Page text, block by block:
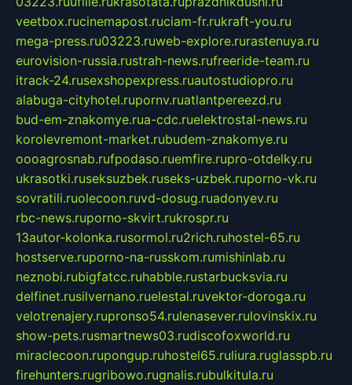
veetbox.rucinemapost.ruciam-fr.rukraft-you.ru
mega-press.ru03223.ruweb-explore.rurastenuya.ru
eurovision-russia.rustrah-news.rufreeride-team.ru
itrack-24.rusexshopexpress.ruautostudiopro.ru
alabuga-cityhotel.rupornv.ruatlantpereezd.ru
bud-em-znakomye.rua-cdc.ruelektrostal-news.ru
korolevremont-market.rubudem-znakomye.ru
oooagrosnab.rufpodaso.ruemfire.rupro-otdelky.ru
ukrasotki.ruseksuzbek.ruseks-uzbek.ruporno-vk.ru
sovratili.ruolecoon.ruvd-dosug.ruadonyev.ru
rbc-news.ruporno-skvirt.rukrospr.ru
13autor-kolonka.rusormol.ru2rich.ruhostel-65.ru
hostserve.ruporno-na-russkom.rumishinlab.ru
neznobi.rubigfatcc.ruhabble.rustarbucksvia.ru
delfinet.rusilvernano.ruelestal.ruvektor-doroga.ru
velotrenajery.rupronso54.rulenasever.rulovinskix.ru
show-pets.rusmartnews03.rudiscofoxworld.ru
miraclecoon.rupongup.ruhostel65.ruliura.ruglasspb.ru
firehunters.rugribowo.rugnalis.rubulkitula.ru